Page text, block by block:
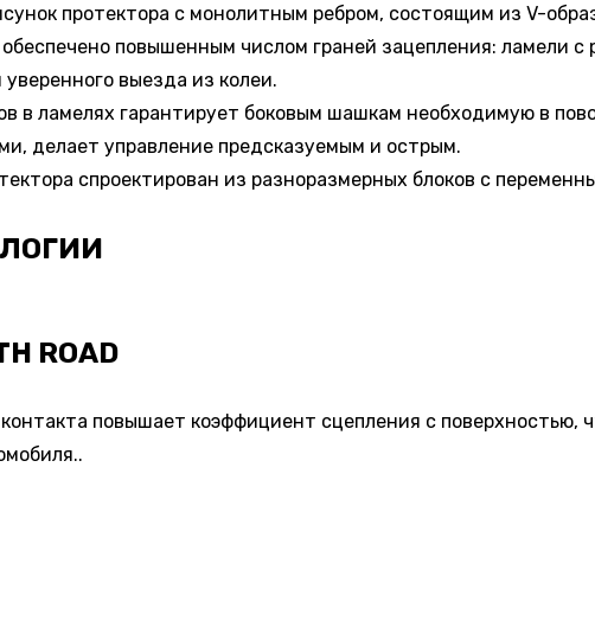
протектора с монолитным ребром, состоящим из V-
повышенным числом граней зацепления: ламели
выезда из колеи.
в ламелях гарантирует боковым шашкам необходимую в
делает управление предсказуемым и острым.
спроектирован из разноразмерных блоков с
ROAD
повышает коэффициент сцепления с поверхностью,